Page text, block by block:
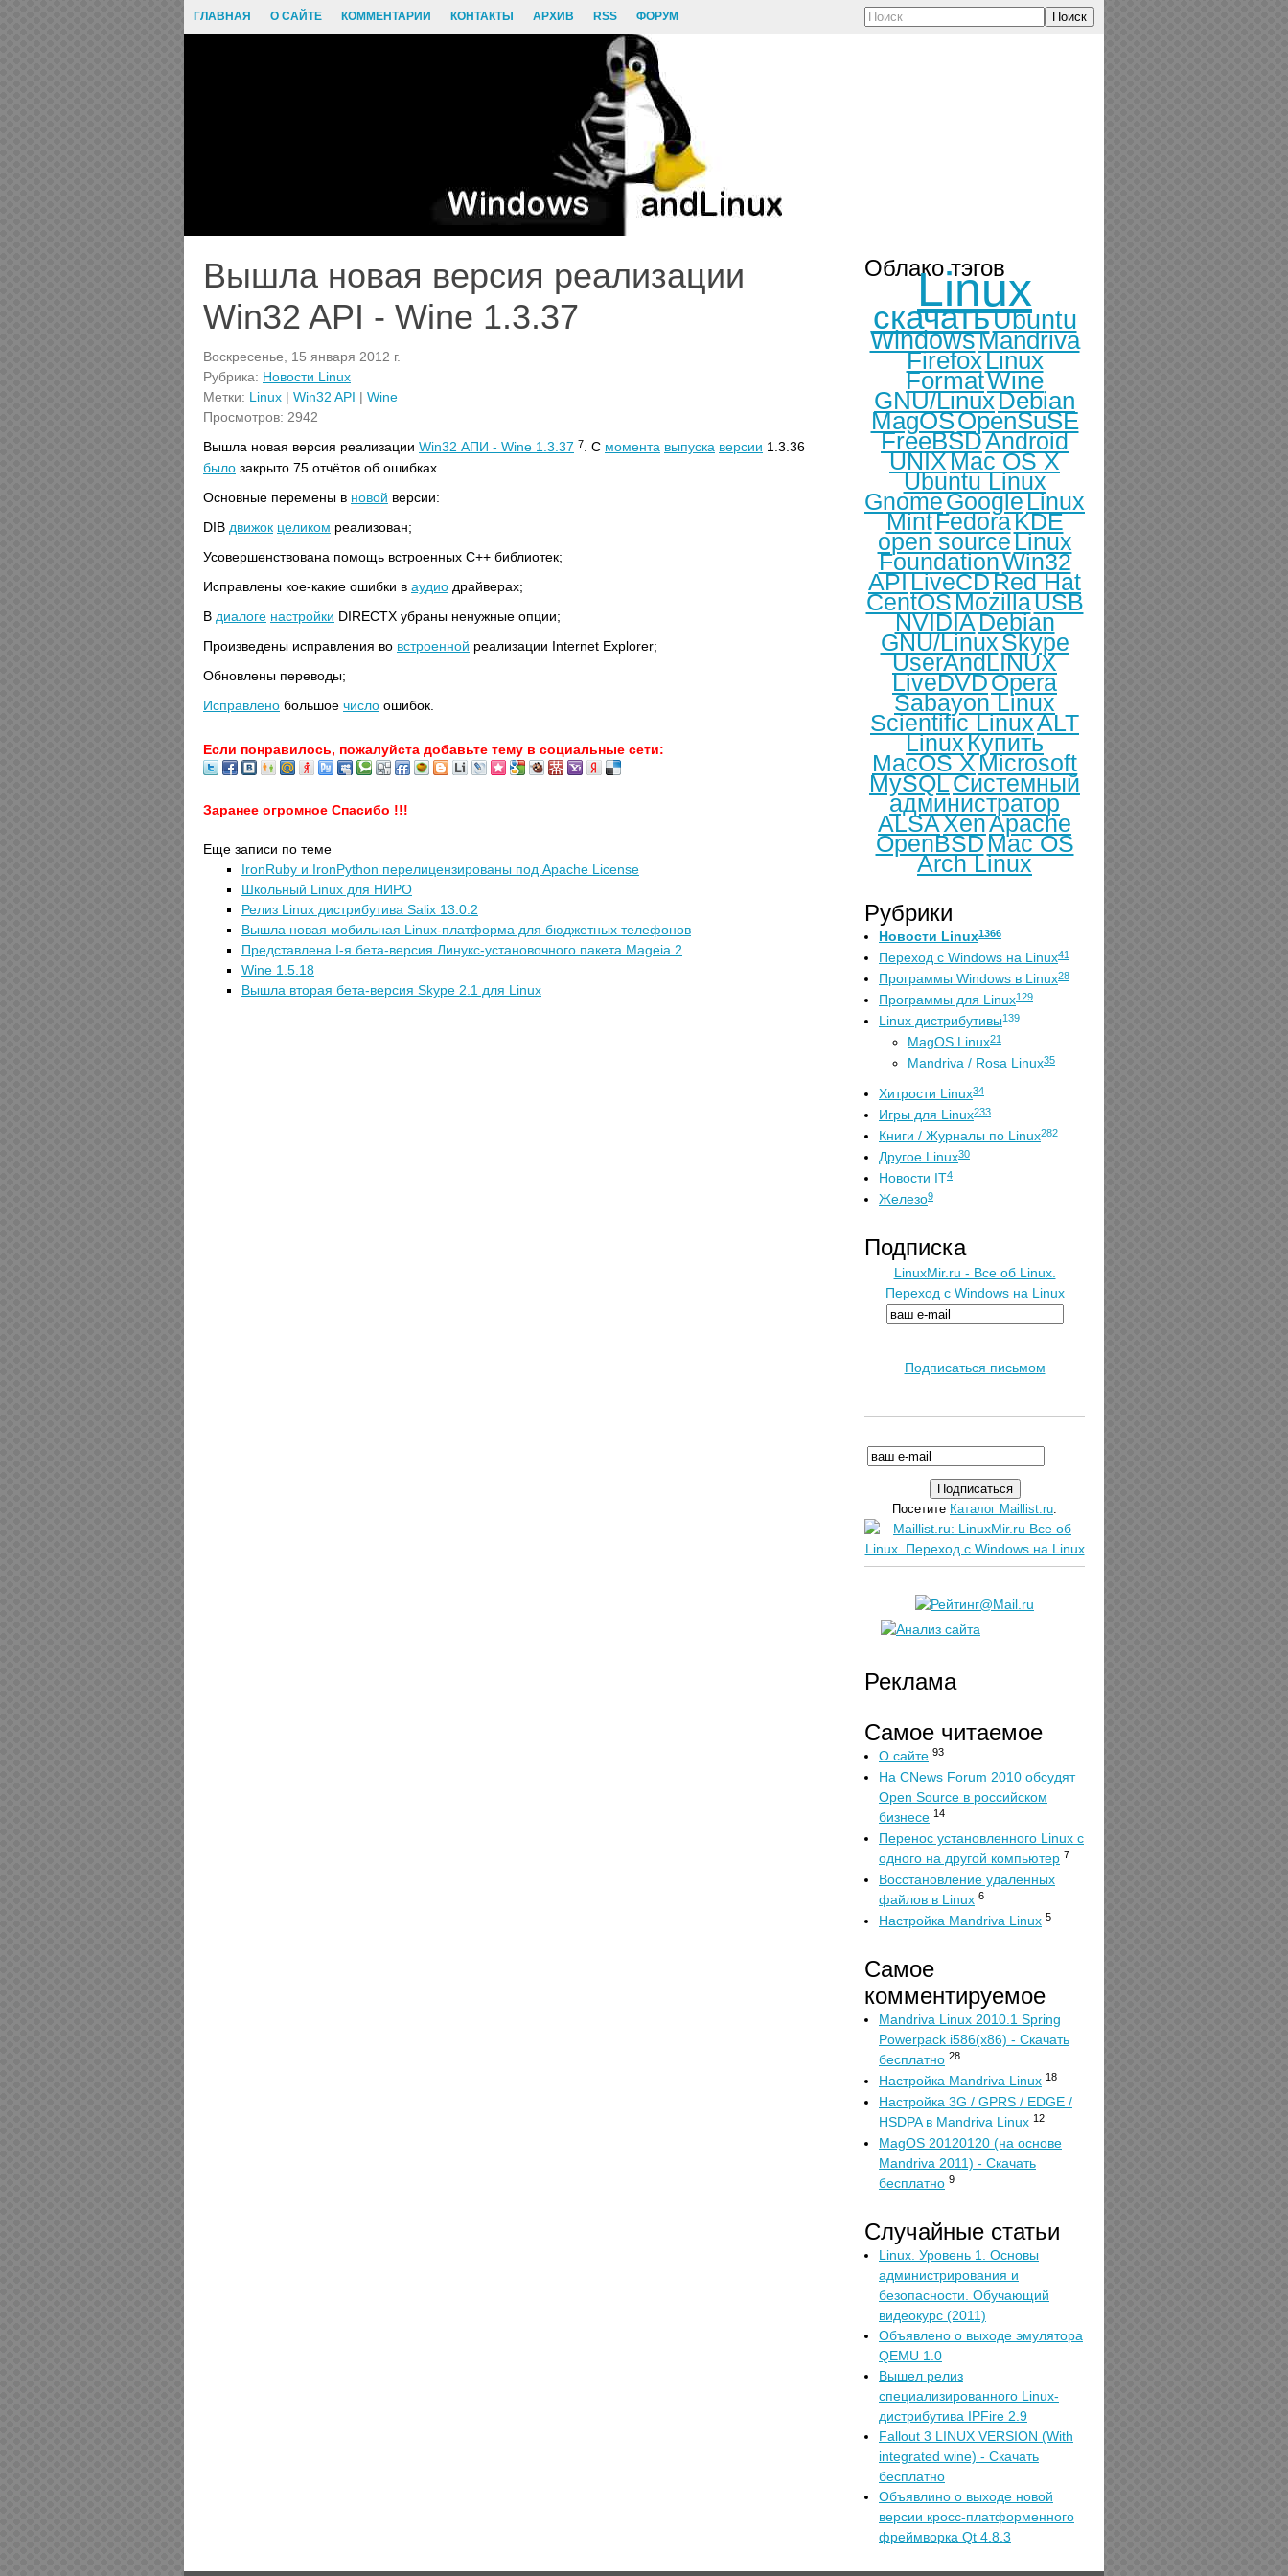
ГЛАВНАЯ О САЙТЕ КОММЕНТАРИИ КОНТАКТЫ АРХИВ RSS ФОРУМ Поиск
Вышла новая версия реализации
Win32 API - Wine 1.3.37
Воскресенье, 15 января 2012 г.
Рубрика: Новости Linux
Метки: Linux | Win32 API | Wine
Просмотров: 2942
Вышла новая версия реализации Win32 АПИ - Wine 1.3.37 7 . С момента выпуска версии 1.3.36
было закрыто 75 отчётов об ошибках.
Основные перемены в новой версии:
DIB движок целиком реализован;
Усовершенствована помощь встроенных C++ библиотек;
Исправлены кое-какие ошибки в аудио драйверах;
В диалоге настройки DIRECTX убраны ненужные опции;
Произведены исправления во встроенной реализации Internet Explorer;
Обновлены переводы;
Исправлено большое число ошибок.
Если понравилось, пожалуйста добавьте тему в социальные сети:
Заранее огромное Спасибо !!!
Еще записи по теме
IronRuby и IronPython перелицензированы под Apache License
Школьный Linux для НИРО
Релиз Linux дистрибутива Salix 13.0.2
Вышла новая мобильная Linux-платформа для бюджетных телефонов
Представлена I-я бета-версия Линукс-установочного пакета Mageia 2
Wine 1.5.18
Вышла вторая бета-версия Skype 2.1 для Linux
Облако тэгов
Linux
скачатьUbuntu
WindowsMandriva
FirefoxLinux
FormatWine
GNU/LinuxDebian
MagOSOpenSuSE
FreeBSDAndroid
UNIXMac OS X
Ubuntu Linux
GnomeGoogleLinux
MintFedoraKDE
open sourceLinux
FoundationWin32
APILiveCDRed Hat
CentOSMozillaUSB
NVIDIADebian
GNU/LinuxSkype
UserAndLINUX
LiveDVDOpera
Sabayon Linux
Scientific LinuxALT
LinuxКупить
MacOS XMicrosoft
MySQLСистемный
администратор
ALSAXenApache
OpenBSD Mac OS
Arch Linux
Рубрики
Новости Linux1366
Переход с Windows на Linux41
Программы Windows в Linux28
Программы для Linux129
Linux дистрибутивы139
MagOS Linux21
Mandriva / Rosa Linux35
Хитрости Linux34
Игры для Linux233
Книги / Журналы по Linux282
Другое Linux30
Новости IT4
Железо9
Подписка
LinuxMir.ru - Все об Linux.
Переход с Windows на Linux
Подписаться письмом
Посетите Каталог Maillist.ru.
Реклама
Самое читаемое
О сайте 93
На CNews Forum 2010 обсудят
Open Source в российском
бизнесе 14
Перенос установленного Linux с
одного на другой компьютер 7
Восстановление удаленных
файлов в Linux 6
Настройка Mandriva Linux 5
Самое
комментируемое
Mandriva Linux 2010.1 Spring
Powerpack i586(x86) - Скачать
бесплатно 28
Настройка Mandriva Linux 18
Настройка 3G / GPRS / EDGE /
HSDPA в Mandriva Linux 12
MagOS 20120120 (на основе
Mandriva 2011) - Скачать
бесплатно 9
Случайные статьи
Linux. Уровень 1. Основы
администрирования и
безопасности. Обучающий
видеокурс (2011)
Объявлено о выходе эмулятора
QEMU 1.0
Вышел релиз
специализированного Linux-
дистрибутива IPFire 2.9
Fallout 3 LINUX VERSION (With
integrated wine) - Скачать
бесплатно
Объявлино о выходе новой
версии кросс-платформенного
фреймворка Qt 4.8.3